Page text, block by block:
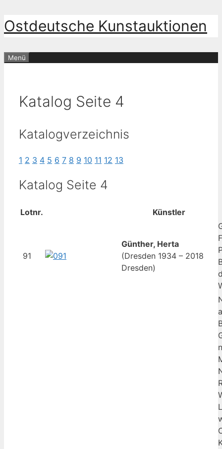
Zum
Inhalt
Ostdeutsche Kunstauktionen
Menü
Katalog Seite 4
Katalogverzeichnis
1 2 3 4 5 6 7 8 9 10 11 12 13
Katalog Seite 4
Lotnr. Künstler
91
Günther, Herta
(Dresden 1934 – 2018
Dresden)